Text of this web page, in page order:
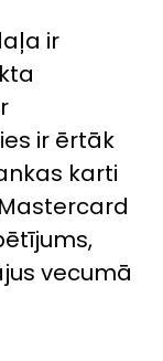
ir
ir ērtāk
karti
vecumā